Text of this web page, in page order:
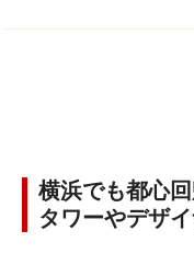
横浜でも都心回
タワーやデザ